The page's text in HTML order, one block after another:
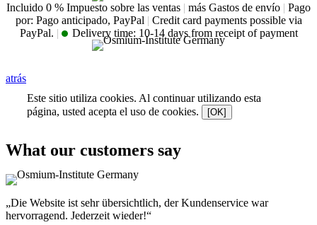
Incluido 0 % Impuesto sobre las ventas | más Gastos de envío | Pago
por: Pago anticipado, PayPal | Credit card payments possible via
PayPal. | Delivery time: 10-14 days from receipt of payment
atrás
Este sitio utiliza cookies. Al continuar utilizando esta
página, usted acepta el uso de cookies.
[OK]
What our customers say
„Die Website ist sehr übersichtlich, der Kundenservice war
hervorragend. Jederzeit wieder!“